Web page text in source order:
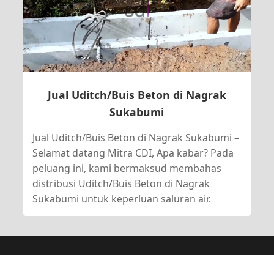
Jual Uditch/Buis Beton di Nagrak
Sukabumi
Jual Uditch/Buis Beton di Nagrak Sukabumi –
Selamat datang Mitra CDI, Apa kabar? Pada
peluang ini, kami bermaksud membahas
distribusi Uditch/Buis Beton di Nagrak
Sukabumi untuk keperluan saluran air.